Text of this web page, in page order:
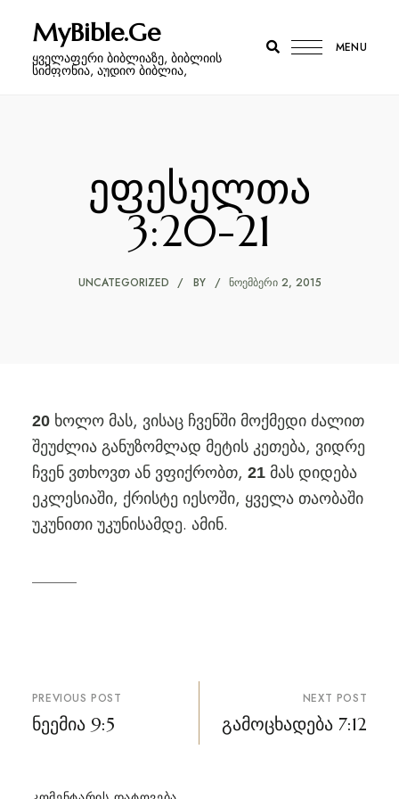
MyBible.Ge
ყველაფერი ბიბლიაზე, ბიბლიის
სიმფონია, აუდიო ბიბლია,
MENU
ეფესელთა
3:20-21
UNCATEGORIZED BY ᲜᲝᲔᲛᲑᲔᲠᲘ 2, 2015
20 ხოლო მას, ვისაც ჩვენში მოქმედი ძალით
შეუძლია განუზომლად მეტის კეთება, ვიდრე
ჩვენ ვთხოვთ ან ვფიქრობთ, 21 მას დიდება
ეკლესიაში, ქრისტე იესოში, ყველა თაობაში
უკუნითი უკუნისამდე. ამინ.
პოსტის
ნავიგაცია
PREVIOUS POST
ნეემია 9:5
NEXT POST
გამოცხადება 7:12